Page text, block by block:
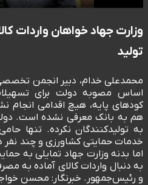
وزارت جهاد خواهان واردات
تولید
محمدعلی خدام، دبیر انجمن
اساس مصوبه دولت برای
کودهای پایه، هیچ اقدامی انجام
هم به بانک معرفی نشده است.
به تولیدکنندگان نکرده. تنها
خدمات حمایتی کشاورزی و چند نفر
اما بدنه وزارت جهاد تمایلی به
به دنبال واردات کالای آماده به
و رئیس‌جمهور. خبرنگار: محسن